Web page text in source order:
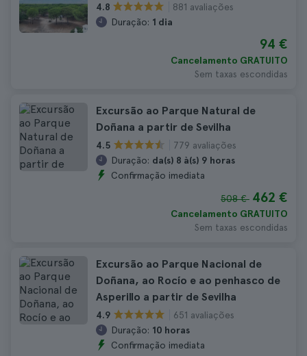
4.8
881 avaliações
Duração: 1 dia
94 €
Cancelamento GRATUITO
Sem taxas escondidas
Excursão ao Parque Natural de
Doñana a partir de Sevilha
4.5
779 avaliações
Duração: da(s) 8 à(s) 9 horas
Confirmação imediata
508 € 462 €
Cancelamento GRATUITO
Sem taxas escondidas
Excursão ao Parque Nacional de
Doñana, ao Rocío e ao penhasco de
Asperillo a partir de Sevilha
4.9
651 avaliações
Duração: 10 horas
Confirmação imediata